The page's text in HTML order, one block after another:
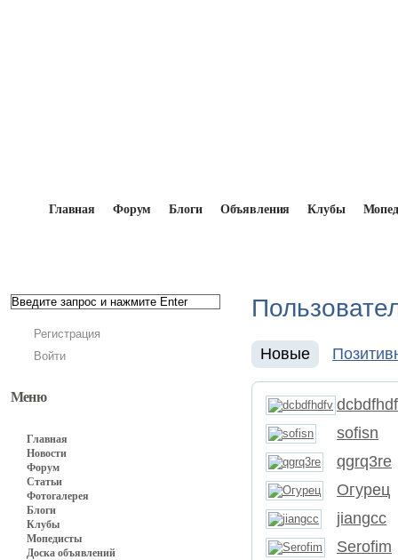
Главная Форум Блоги Объявления Клубы
Регистрация
Войти
Меню
Главная
Новости
Форум
Статьи
Фотогалерея
Блоги
Клубы
Мопедисты
Доска объявлений
Новые
sofisn
qgrq3re
Огурец
jiangcc
Serofim